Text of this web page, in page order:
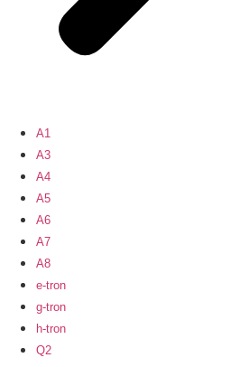
A1
A3
A4
A5
A6
A7
A8
e-tron
g-tron
h-tron
Q2